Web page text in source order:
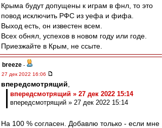
Крыма будут допущены к играм в фнл, то это
повод исключить РФС из уефа и фифа.
Выход есть, он известен всем.
Всех обнял, успехов в новом году или годе.
Приезжайте в Крым, не ссыте.
breeze -
27 дек 2022 16:06
впередсмотрящий
впередсмотрящий » 27 дек 2022 15:14
впередсмотрящий » 27 дек 2022 15:14
На 100 % согласен. Добавлю только - если мне